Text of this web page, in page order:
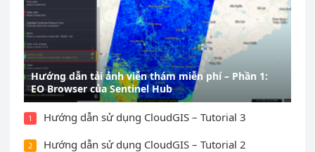
Hướng dẫn tải ảnh viễn thám miễn phí – Phần 1:
EO Browser của Sentinel Hub
1 Hướng dẫn sử dụng CloudGIS – Tutorial 3
2 Hướng dẫn sử dụng CloudGIS – Tutorial 2